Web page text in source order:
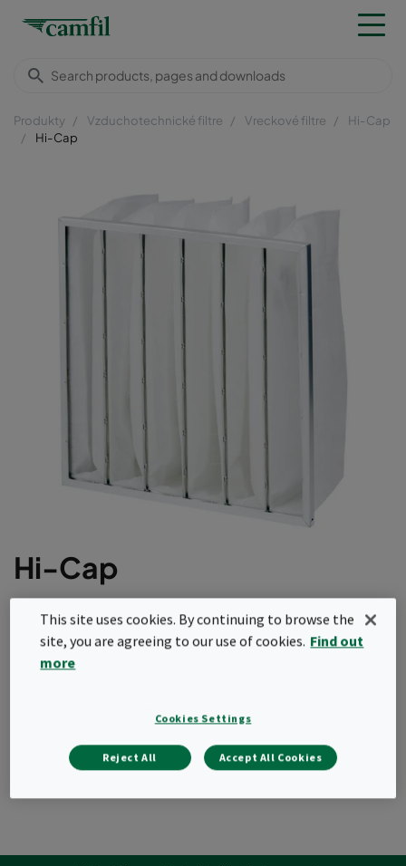
Produkty Vzduchotechnické filtre Vreckové filtre
Hi-Cap
Hi-Cap
Hi-Cap
Robustný kovový rám
Vysoká kapacita zadržiavania prachu
This site uses cookies. By continuing to browse the
site, you are agreeing to our use of cookies. Find out
more
Cookies Settings
Reject All Accept All Cookies